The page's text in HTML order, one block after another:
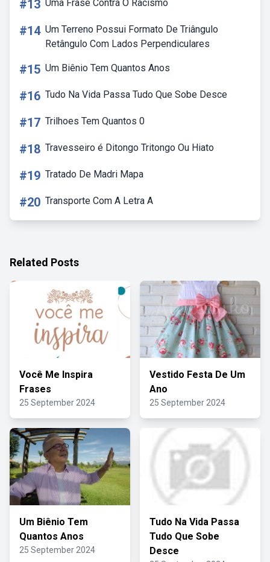
#13 Uma Frase Contra O Racismo
#14 Um Terreno Possui Formato De Triângulo
Retângulo Com Lados Perpendiculares
#15 Um Biênio Tem Quantos Anos
#16 Tudo Na Vida Passa Tudo Que Sobe Desce
#17 Trilhoes Tem Quantos 0
#18 Travesseiro é Ditongo Tritongo Ou Hiato
#19 Tratado De Madri Mapa
#20 Transporte Com A Letra A
Related Posts
Você Me Inspira
Frases
25 September 2024
Vestido Festa De Um
Ano
25 September 2024
Um Biênio Tem
Quantos Anos
25 September 2024
Tudo Na Vida Passa
Tudo Que Sobe
Desce